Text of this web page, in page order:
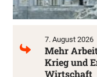
7. August 2026
Mehr
Krieg und
Wirtschaft